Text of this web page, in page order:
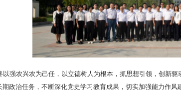
以强农兴农为己任，以立德树人为根本，抓思想引领，创新
期政治任务，不断深化党史学习教育成果，切实加强能力作风